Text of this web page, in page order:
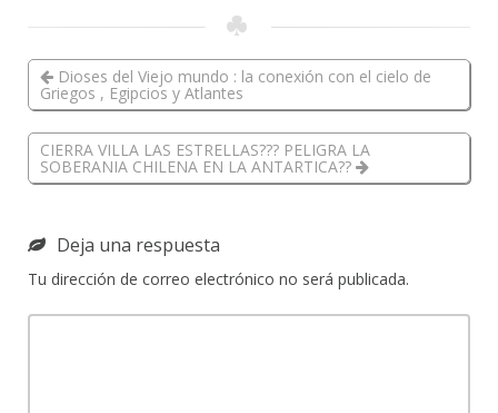
Dioses del Viejo mundo : la conexión con el cielo de
Griegos , Egipcios y Atlantes
CIERRA VILLA LAS ESTRELLAS??? PELIGRA LA
SOBERANIA CHILENA EN LA ANTARTICA??
Deja una respuesta
Tu dirección de correo electrónico no será publicada.